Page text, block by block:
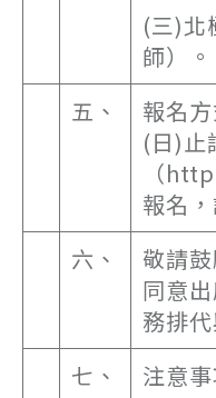
(三)北
師）。
五、
報名
(日)止
（
報名
六、
敬請
同意
務排
七、
注意事